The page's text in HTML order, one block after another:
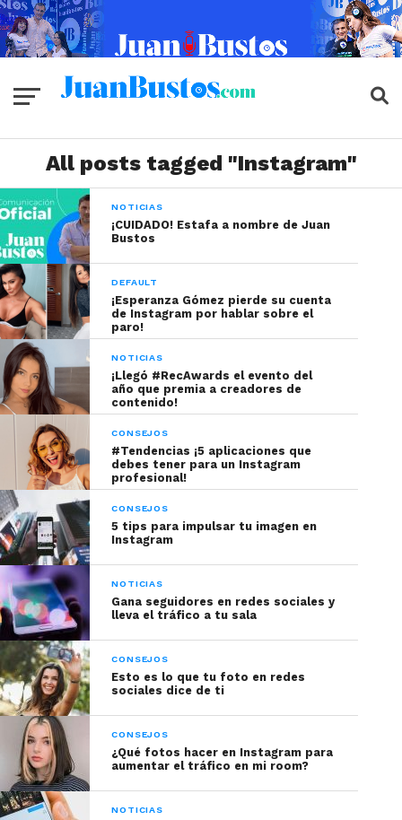
All posts tagged "Instagram"
NOTICIAS
¡CUIDADO! Estafa a nombre de Juan
Bustos
DEFAULT
¡Esperanza Gómez pierde su cuenta
de Instagram por hablar sobre el
paro!
NOTICIAS
¡Llegó #RecAwards el evento del
año que premia a creadores de
contenido!
CONSEJOS
#Tendencias ¡5 aplicaciones que
debes tener para un Instagram
profesional!
CONSEJOS
5 tips para impulsar tu imagen en
Instagram
NOTICIAS
Gana seguidores en redes sociales y
lleva el tráfico a tu sala
CONSEJOS
Esto es lo que tu foto en redes
sociales dice de ti
CONSEJOS
¿Qué fotos hacer en Instagram para
aumentar el tráfico en mi room?
NOTICIAS